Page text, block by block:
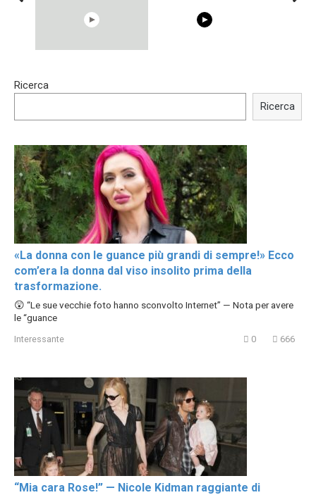
Shocking illusion - Pretty
Trying BOLLYWOOD
Ricerca
Ricerca
«La donna con le guance più grandi di sempre!» Ecco
com’era la donna dal viso insolito prima della
trasformazione.
😲 “Le sue vecchie foto hanno sconvolto Internet” — Nota per avere
le “guance
Interessante 0 666
“Mia cara Rose!” — Nicole Kidman raggiante di